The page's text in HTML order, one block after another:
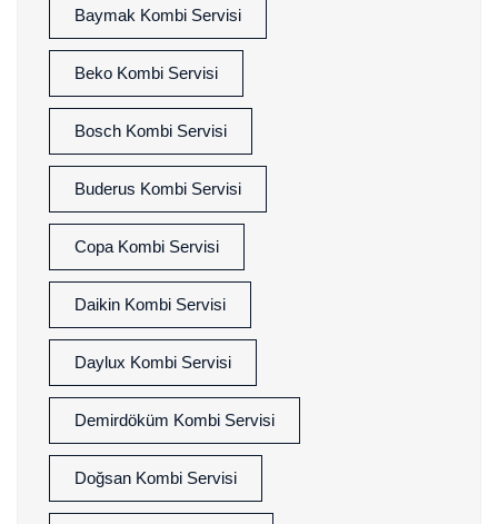
Baymak Kombi Servisi
Beko Kombi Servisi
Bosch Kombi Servisi
Buderus Kombi Servisi
Copa Kombi Servisi
Daikin Kombi Servisi
Daylux Kombi Servisi
Demirdöküm Kombi Servisi
Doğsan Kombi Servisi